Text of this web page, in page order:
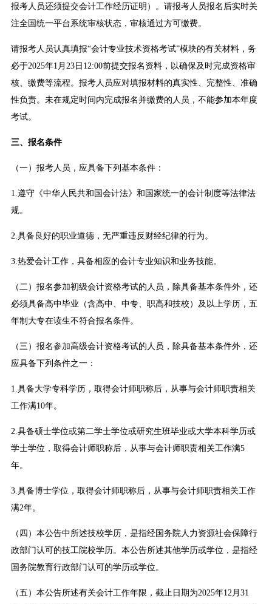
报考人员还须提交会计工作经历证明）。请报考人员报名后实时关
注全国统一平台系统审核状态，审核通过方可缴费。
请报考人员认真填报“会计专业技术资格考试”模块的有关材料，务
必于2025年1月23日12:00前提交报名资料，以确保及时完成资格审
核、缴费等流程。报考人员应对填报材料的真实性、完整性、准确
性负责。未在规定时间内完成报名并缴费的人员，不能参加本年度
考试。
三、报名条件
（一）报考人员，应具备下列基本条件：
1.遵守《中华人民共和国会计法》和国家统一的会计制度等法律法
规。
2.具备良好的职业道德，无严重违反财经纪律的行为。
3.热爱会计工作，具备相应的会计专业知识和业务技能。
（二）报名参加初级会计资格考试的人员，除具备基本条件外，还
必须具备高中毕业（含高中、中专、职高和技校）及以上学历，五
年制大专在读生不符合报名条件。
（三）报名参加高级会计资格考试的人员，除具备基本条件外，还
应具备下列条件之一：
1.具备大学专科学历，取得会计师职称后，从事与会计师职责相关
工作满10年。
2.具备硕士学位或第二学士学位或研究生班毕业或大学本科学历或
学士学位，取得会计师职称后，从事与会计师职责相关工作满5
年。
3.具备博士学位，取得会计师职称后，从事与会计师职责相关工作
满2年。
（四）本公告中所述技校学历，是指经国务院人力资源社会保障行
政部门认可的技工院校学历。本公告所述其他学历或学位，是指经
国务院教育行政部门认可的学历或学位。
（五）本公告所述有关会计工作年限，截止日期为2025年12月31